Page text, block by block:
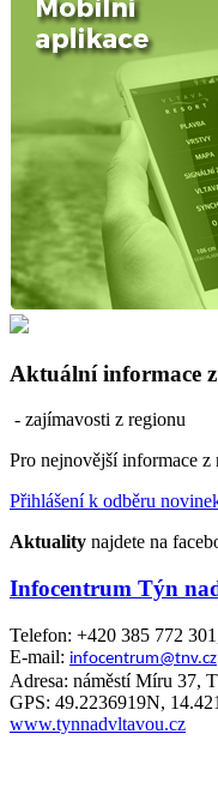
Aktuální informace
- zajímavosti z regionu
Pro nejnovější informace z
Přihlášení k odběru
Aktuality najdete na
Infocentrum Týn
Telefon: +420 385 772
E-mail: infocentrum@tnv.cz
Adresa: náměstí Míru 37,
GPS: 49.2236919N,
www.tynnadvltavou.cz